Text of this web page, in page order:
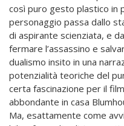
così puro gesto plastico in
personaggio passa dallo
di aspirante scienziata, e
fermare l’assassino e
dualismo insito in una
potenzialità teoriche del
certa fascinazione per il
abbondante in casa
Ma, esattamente come